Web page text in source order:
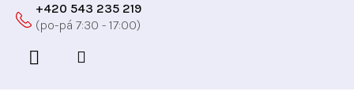
+420 543 235 219